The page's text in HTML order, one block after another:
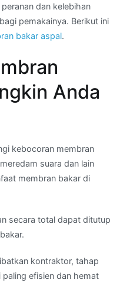
dan kelebihan
pemakainya. Berikut ini
bakar aspal.
Anda
kebocoran membran
suara dan lain
membran bakar di
secara total dapat ditutup
kontraktor, tahap
paling efisien dan hemat